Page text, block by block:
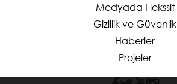
Medyada Flekssit
Gizlilik ve Güvenlik
Haberler
Projeler